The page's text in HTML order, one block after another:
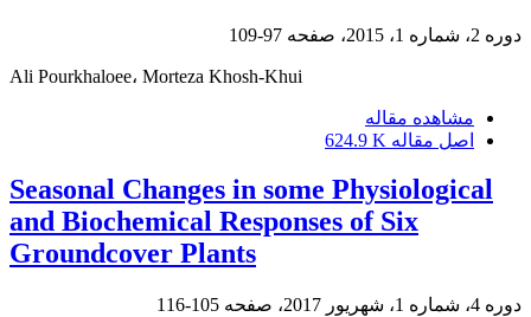
دوره 2، شماره 1، 2015، صفحه 97-109
Ali Pourkhaloee، Morteza Khosh-Khui
مشاهده مقاله
اصل مقاله 624.9 K
Seasonal Changes in some Physiological
and Biochemical Responses of Six
Groundcover Plants
دوره 4، شماره 1، شهریور 2017، صفحه 105-116